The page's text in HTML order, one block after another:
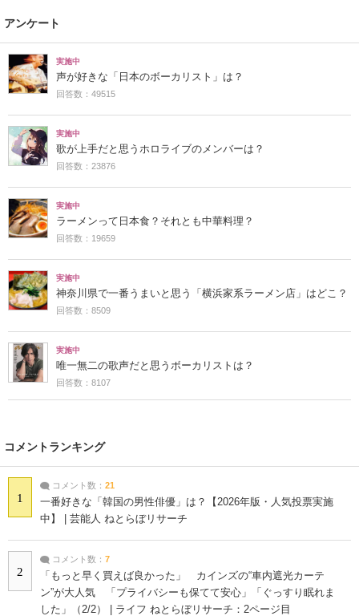
アンケート
実施中
声が好きな「日本のボーカリスト」は？
回答数：49515
実施中
歌が上手だと思うホロライブのメンバーは？
回答数：23876
実施中
ラーメンって日本食？それとも中華料理？
回答数：19659
実施中
神奈川県で一番うまいと思う「横浜家系ラーメン店」はどこ？
回答数：8509
実施中
唯一無二の歌声だと思うボーカリストは？
回答数：8107
コメントランキング
1
コメント数： 21
一番好きな「韓国の男性俳優」は？【2026年版・人気投票実施
中】 | 芸能人 ねとらぼリサーチ
2
コメント数： 7
「もっと早く買えば良かった」 カインズの“車内遮光カーテ
ン”が大人気 「プライバシーも保てて安心」「ぐっすり眠れま
した」（2/2） | ライフ ねとらぼリサーチ：2ページ目